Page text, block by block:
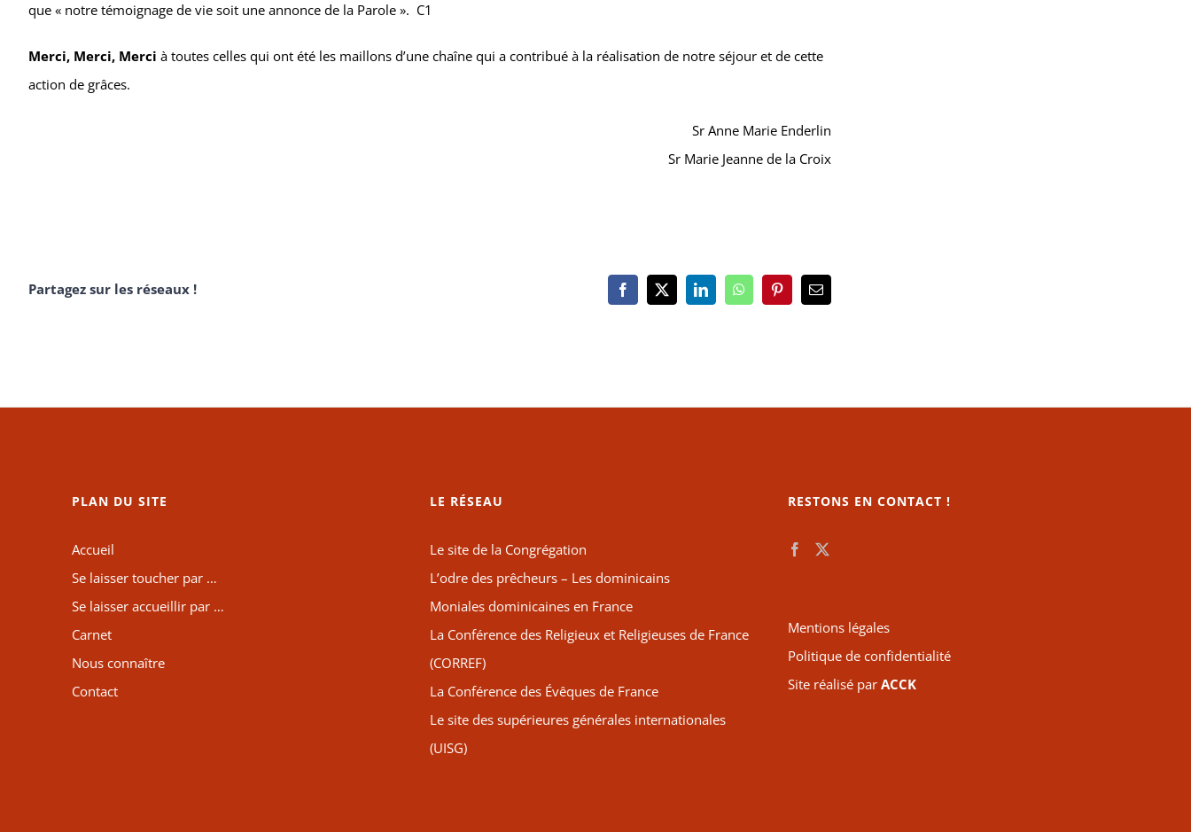
que « notre témoignage de vie soit une annonce de la Parole ». C1
Merci, Merci, Merci à toutes celles qui ont été les maillons d’une chaîne qui a contribué à la réalisation de notre séjour et de cette
action de grâces.
Sr Anne Marie Enderlin
Sr Marie Jeanne de la Croix
Partagez sur les réseaux ! Facebook
X LinkedInWhatsAppPinterestEmail
PLAN DU SITE
Accueil
Se laisser toucher par …
Se laisser accueillir par …
Carnet
Nous connaître
Contact
LE RÉSEAU
Le site de la Congrégation
L’odre des prêcheurs – Les dominicains
Moniales dominicaines en France
La Conférence des Religieux et Religieuses de France
(CORREF)
La Conférence des Évêques de France
Le site des supérieures générales internationales
(UISG)
RESTONS EN CONTACT !
Mentions légales
Politique de confidentialité
Site réalisé par ACCK